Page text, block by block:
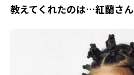
教えてくれたのは…紅蘭さん